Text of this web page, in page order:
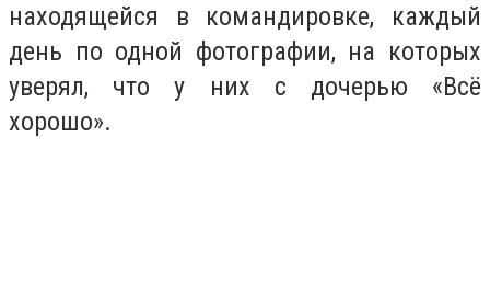
находящейся в командировке, каждый
день по одной фотографии, на которых
уверял, что у них с дочерью «Всё
хорошо».